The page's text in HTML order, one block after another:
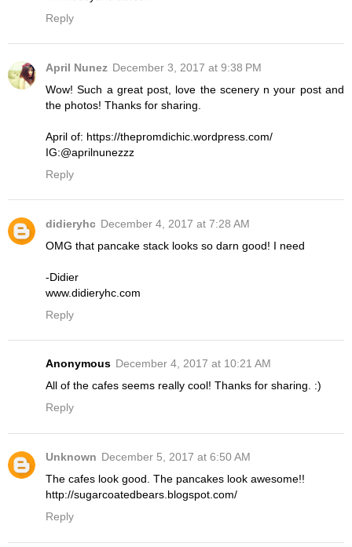
Reply
April Nunez December 3, 2017 at 9:38 PM
Wow! Such a great post, love the scenery n your post and
the photos! Thanks for sharing.
April of: https://thepromdichic.wordpress.com/
IG:@aprilnunezzz
Reply
didieryhc December 4, 2017 at 7:28 AM
OMG that pancake stack looks so darn good! I need
-Didier
www.didieryhc.com
Reply
Anonymous December 4, 2017 at 10:21 AM
All of the cafes seems really cool! Thanks for sharing. :)
Reply
Unknown December 5, 2017 at 6:50 AM
The cafes look good. The pancakes look awesome!!
http://sugarcoatedbears.blogspot.com/
Reply